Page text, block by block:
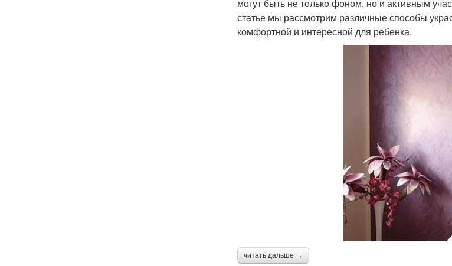
могут быть не только фоном, но и активным
статье мы рассмотрим различные способы
комфортной и интересной для ребенка.
читать дальше →